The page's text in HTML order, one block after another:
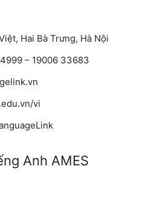
Hai Bà Trưng, Hà Nội
– 19006 33683
vi
Anh AMES